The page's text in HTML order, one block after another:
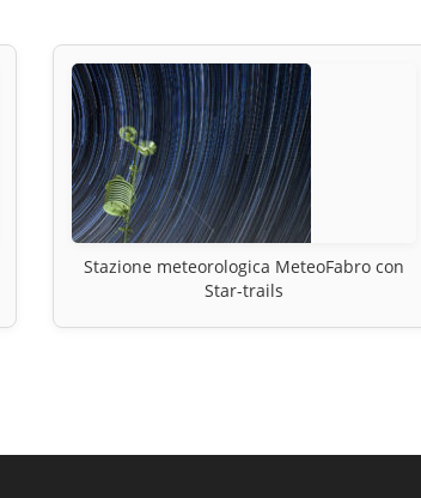
Stazione meteorologica MeteoFabro con
Star-trails